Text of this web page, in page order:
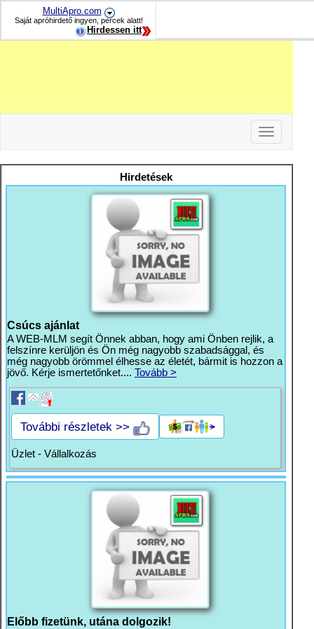
MultiApro.com
Saját apróhirdető ingyen, percek alatt!
Hirdessen itt
Toggle
navigation
-
-
Hirdetések
Csúcs ajánlat
A WEB-MLM segít Önnek abban, hogy ami Önben rejlik, a
felszínre kerüljön és Ön még nagyobb szabadsággal, és
még nagyobb örömmel élhesse az életét, bármit is hozzon a
jövő. Kérje ismertetőnket.... Tovább >
További részletek >>
Üzlet - Vállalkozás
Előbb fizetünk, utána dolgozik!